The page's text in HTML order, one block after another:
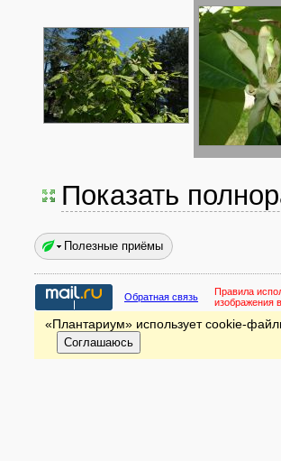
Показать
Полезные приёмы
Обратная связь Правила
изображения
«Плантариум» использует cookie-
Соглашаюсь